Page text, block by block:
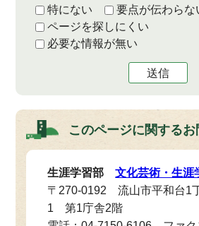
特にない
要点が伝わらな
ページを探しにくい
必要な情報が無い
送信
このページに関するお
生涯学習部文化芸術・生涯
〒270-0192 流山市平和台1
1 第1庁舎2階